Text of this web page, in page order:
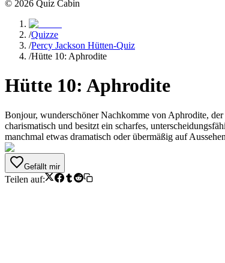
© 2026 Quiz Cabin
/Quizze
/Percy Jackson Hütten-Quiz
/Hütte 10: Aphrodite
Hütte 10: Aphrodite
Bonjour, wunderschöner Nachkomme von Aphrodite,
charismatisch und besitzt ein scharfes,
manchmal etwas dramatisch oder übermäßig auf
Gefällt mir
Teilen auf: